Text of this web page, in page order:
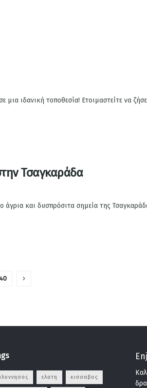
ιδανική τοποθεσία! Ετοιμαστείτε να
Τσαγκαράδα
άγρια και δυσπρόσιτα σημεία της
40
ελατη κισσαβος